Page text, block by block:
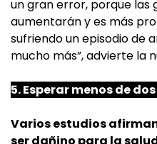
un gran error, porque las
aumentarán y es más
sufriendo un episodio de
mucho más”, advierte la
5. Esperar menos de
Varios estudios